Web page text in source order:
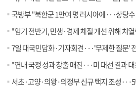
국방부 "북한군 1만여 명 러시아에···상당
"임기 전반기, 민생·경제 체질 개선 위해 치
7일 대국민담화·기자회견···'무제한 질문'
"연내 국정 성과 창출 매진···미 대선 결과
서초·고양·의왕·의정부 신규 택지 조성